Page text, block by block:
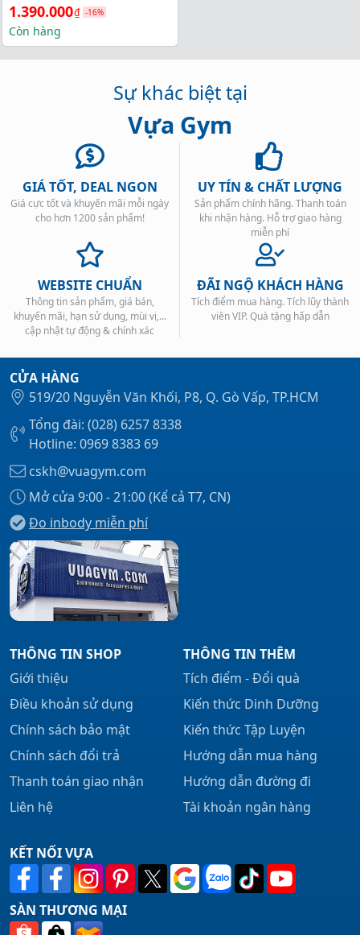
Giá
gốc
1.390.000₫
Giá
hiện
-16%
Còn hàng
Sự khác biệt tại
Vựa Gym
GIÁ TỐT, DEAL NGON
Giá cực tốt và khuyến mãi mỗi ngày
cho hơn 1200 sản phẩm!
UY TÍN & CHẤT LƯỢNG
Sản phẩm chính hãng. Thanh toán
khi nhận hàng. Hỗ trợ giao hàng
miễn phí
WEBSITE CHUẨN
Thông tin sản phẩm, giá bán,
khuyến mãi, hạn sử dụng, mùi vị,...
cập nhật tự động & chính xác
ĐÃI NGỘ KHÁCH HÀNG
Tích điểm mua hàng. Tích lũy thành
viên VIP. Quà tặng hấp dẫn
CỬA HÀNG
519/20 Nguyễn Văn Khối, P8, Q. Gò Vấp, TP.HCM
Tổng đài: (028) 6257 8338
Hotline: 0969 8383 69
cskh@vuagym.com
Mở cửa 9:00 - 21:00 (Kể cả T7, CN)
Đo inbody miễn phí
THÔNG TIN SHOP
Giới thiệu
Điều khoản sử dụng
Chính sách bảo mật
Chính sách đổi trả
Thanh toán giao nhận
Liên hệ
THÔNG TIN THÊM
Tích điểm - Đổi quà
Kiến thức Dinh Dưỡng
Kiến thức Tập Luyện
Hướng dẫn mua hàng
Hướng dẫn đường đi
Tài khoản ngân hàng
KẾT NỐI VỰA
SÀN THƯƠNG MẠI